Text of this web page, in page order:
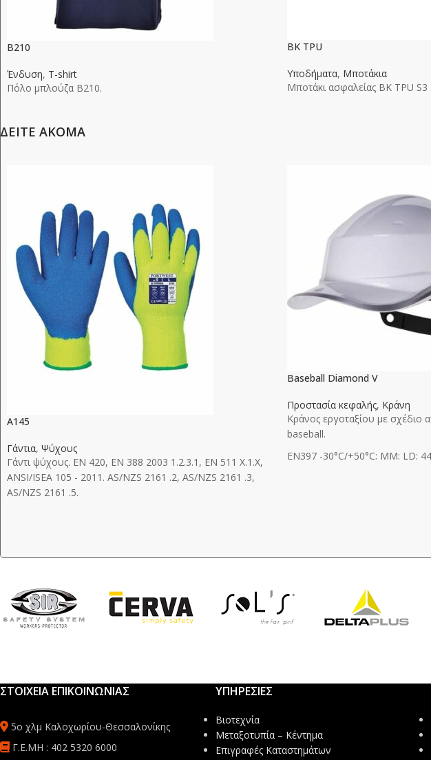
B210
Ένδυση, T-shirt
Πόλο μπλούζα Β210.
BK TPU
Υποδήματα, Μποτάκια
Μποτάκι ασφαλείας ΒΚ TPU S3
ΔΕΙΤΕ ΑΚΟΜΑ
A145
Γάντια, Ψύχους
Γάντι ψύχους. EN 420, EN 388 2003 1.2.3.1, EN 511 Χ.1.Χ,
ANSI/ISEA 105 - 2011. AS/NZS 2161 .2, AS/NZS 2161 .3,
AS/NZS 2161 .5.
Baseball Diamond V
Προστασία κεφαλής, Κράνη
Κράνος εργοταξίου με σχέδιο
baseball.
EN397 -30°C/+50°C; MM; LD;
ΣΤΟΙΧΕΙΑ ΕΠΙΚΟΙΝΩΝΙΑΣ
5ο χλμ Καλοχωρίου-Θεσσαλονίκης
Γ.Ε.ΜΗ : 402 5320 6000
ΥΠΗΡΕΣΙΕΣ
Βιοτεχνία
Μεταξοτυπία – Κέντημα
Επιγραφές Καταστημάτων